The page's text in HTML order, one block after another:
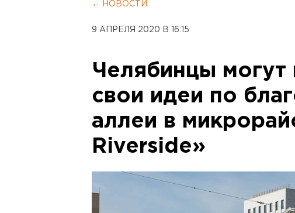
← НОВОСТИ
9 АПРЕЛЯ 2020 В 16:15
Челябинцы могут
свои идеи по
аллеи в
Riverside»